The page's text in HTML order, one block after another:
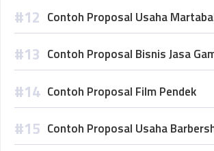
Contoh Proposal Usaha
Contoh Proposal Bisnis Jasa
Contoh Proposal Film Pendek
Contoh Proposal Usaha